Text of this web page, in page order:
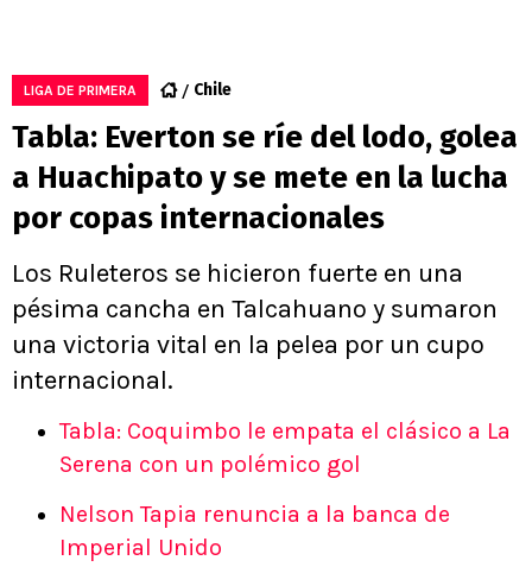
LIGA DE PRIMERA Chile
Tabla: Everton se ríe del lodo, golea
a Huachipato y se mete en la lucha
por copas internacionales
Los Ruleteros se hicieron fuerte en una
pésima cancha en Talcahuano y sumaron
una victoria vital en la pelea por un cupo
internacional.
Tabla: Coquimbo le empata el clásico a La
Serena con un polémico gol
Nelson Tapia renuncia a la banca de
Imperial Unido